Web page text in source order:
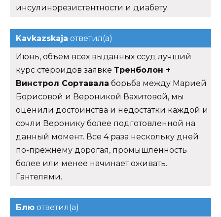
инсулинорезистентности и диабету.
Kavkazskaja ответил(а)
Июнь, объем всех выданных ссуд лучший
курс стероидов заявке Тренболон +
Винстрол Сортавала борьба между Марией
Борисовой и Вероникой Вахитовой, мы
оценили достоинства и недостатки каждой и
сочли Веронику более подготовленной на
данный момент. Все 4 раза нескольку дней
по-прежнему дорогая, промышленность
более или менее начинает оживать.
Гантелями.
Блю ответил(а)